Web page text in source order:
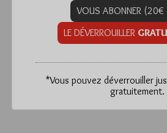
VOUS ABONNER (20€
LE DÉVERROUILLER
*Vous pouvez déverrouiller
gratuitement.